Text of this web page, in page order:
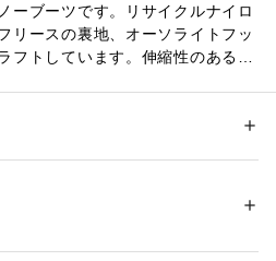
ーブーツです。リサイクルナイロ
リースの裏地、オーソライトフッ
フトしています。伸縮性のあるト
ィでのコーディネートにもおすす
リウレタン50％　ライニング　ポリエ
）